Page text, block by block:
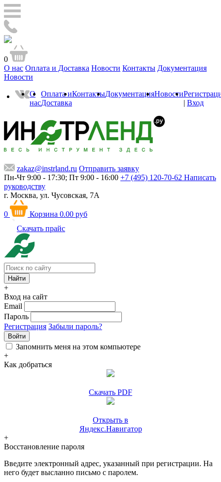
0
О нас Оплата и Доставка Новости Контакты Документация
Новости
О
нас
Оплата и
Доставка
КонтактыДокументацияНовости
| Вход
zakaz@instrland.ru Отправить заявку
Пн-Чт 9:00 - 17:30; Пт 9:00 - 16:00 +7 (495) 120-70-62 Написать
руководству
г. Москва, ул. Чусовская, 7А
0 Корзина 0.00 руб
Скачать прайс
+
Вход на сайт
Email
Пароль
Регистрация Забыли пароль?
Войти
Запомнить меня на этом компьютере
+
Как добраться
Скачать PDF
Открыть в
Яндекс.Навигатор
+
Восстановление пароля
Введите электронный адрес, указанный при регистрации. На
него будет высланно письмо с паролем.